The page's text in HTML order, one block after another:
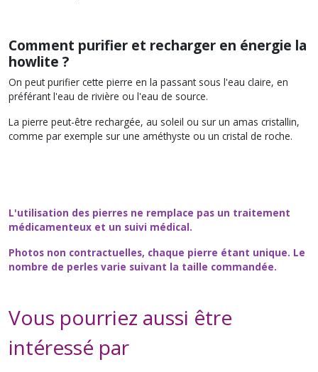
Comment purifier et recharger en énergie la
howlite ?
On peut purifier cette pierre en la passant sous l'eau claire, en
préférant l'eau de rivière ou l'eau de source.
La pierre peut-être rechargée, au soleil ou sur un amas cristallin,
comme par exemple sur une améthyste ou un cristal de roche.
L'utilisation des pierres ne remplace pas un traitement
médicamenteux et un suivi médical.
Photos non contractuelles, chaque pierre étant unique. Le
nombre de perles varie suivant la taille commandée.
Vous pourriez aussi être
intéressé par